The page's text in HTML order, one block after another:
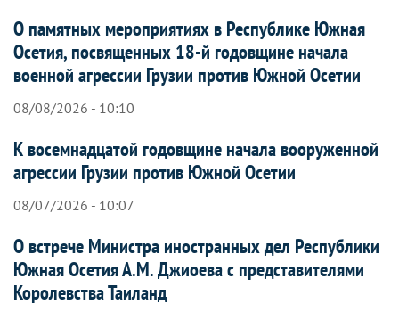
О памятных мероприятиях в Республике Южная
Осетия, посвященных 18-й годовщине начала
военной агрессии Грузии против Южной Осетии
08/08/2026 - 10:10
К восемнадцатой годовщине начала вооруженной
агрессии Грузии против Южной Осетии
08/07/2026 - 10:07
О встрече Министра иностранных дел Республики
Южная Осетия А.М. Джиоева с представителями
Королевства Таиланд